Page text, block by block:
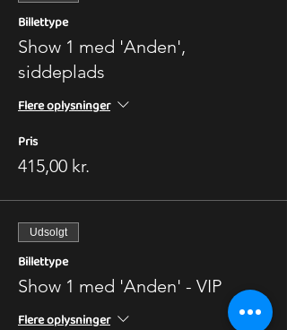
Billettype
Show 1 med 'Anden',
siddeplads
Flere oplysninger
Pris
415,00 kr.
Udsolgt
Billettype
Show 1 med 'Anden' - VIP
Flere oplysninger